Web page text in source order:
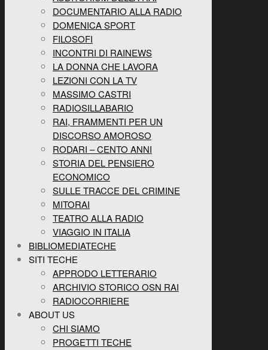
DOCUMENTARIO ALLA RADIO
DOMENICA SPORT
FILOSOFI
INCONTRI DI RAINEWS
LA DONNA CHE LAVORA
LEZIONI CON LA TV
MASSIMO CASTRI
RADIOSILLABARIO
RAI, FRAMMENTI PER UN
DISCORSO AMOROSO
RODARI – CENTO ANNI
STORIA DEL PENSIERO
ECONOMICO
SULLE TRACCE DEL CRIMINE
MITORAI
TEATRO ALLA RADIO
VIAGGIO IN ITALIA
BIBLIOMEDIATECHE
SITI TECHE
APPRODO LETTERARIO
ARCHIVIO STORICO OSN RAI
RADIOCORRIERE
ABOUT US
CHI SIAMO
PROGETTI TECHE